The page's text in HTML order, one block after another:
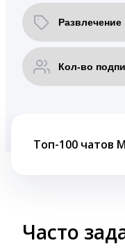
Топ-100 чатов
Часто